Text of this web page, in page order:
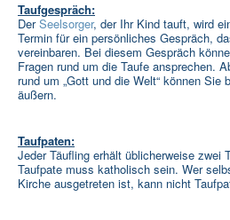
Taufgespräch:
DerSeelsorger, der Ihr Kind tauft, wird
Termin für ein persönliches Gespräch,
vereinbaren. Bei diesem Gespräch
Fragen rund um die Taufe ansprechen.
rund um „Gott und die Welt“ können Sie
äußern.
Taufpaten:
Jeder Täufling erhält üblicherweise zwei
Taufpate muss katholisch sein. Wer
Kirche ausgetreten ist, kann nicht